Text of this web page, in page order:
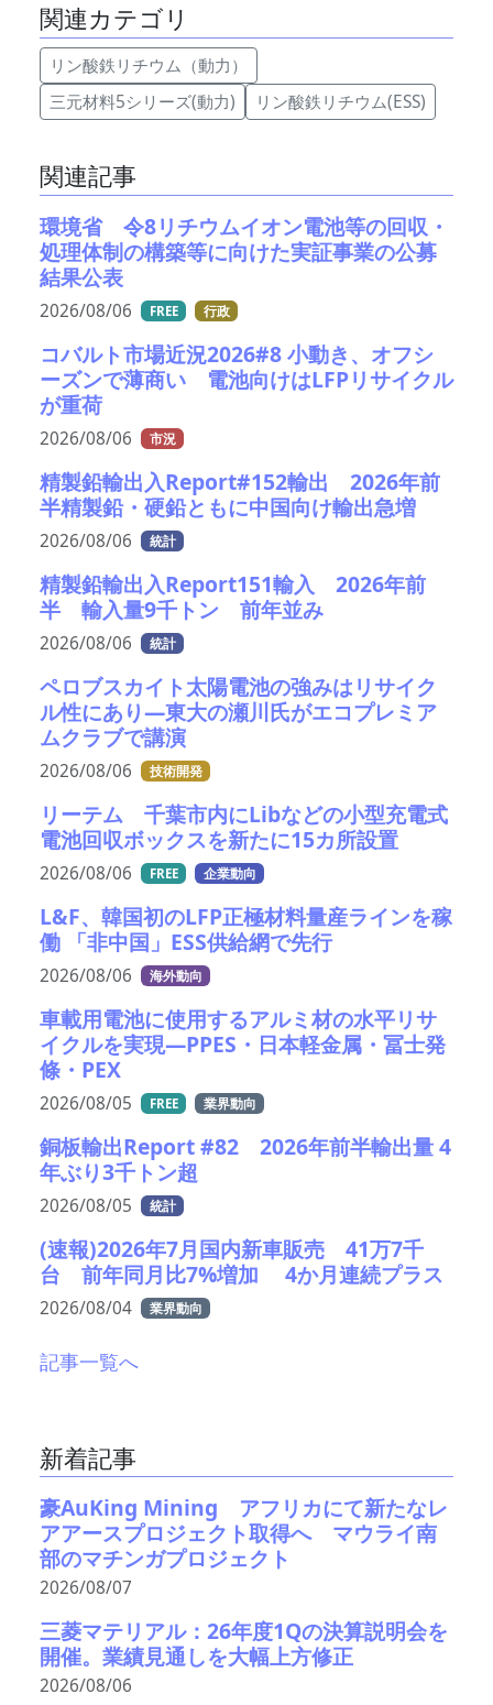
関連カテゴリ
リン酸鉄リチウム（動力）
三元材料5シリーズ(動力)
リン酸鉄リチウム(ESS)
関連記事
環境省 令8リチウムイオン電池等の回収・
処理体制の構築等に向けた実証事業の公募
結果公表
2026/08/06 FREE 行政
コバルト市場近況2026#8 小動き、オフシ
ーズンで薄商い 電池向けはLFPリサイクル
が重荷
2026/08/06 市況
精製鉛輸出入Report#152輸出 2026年前
半精製鉛・硬鉛ともに中国向け輸出急増
2026/08/06 統計
精製鉛輸出入Report151輸入 2026年前
半 輸入量9千トン 前年並み
2026/08/06 統計
ペロブスカイト太陽電池の強みはリサイク
ル性にあり―東大の瀬川氏がエコプレミア
ムクラブで講演
2026/08/06 技術開発
リーテム 千葉市内にLibなどの小型充電式
電池回収ボックスを新たに15カ所設置
2026/08/06 FREE 企業動向
L&F、韓国初のLFP正極材料量産ラインを稼
働 「非中国」ESS供給網で先行
2026/08/06 海外動向
車載用電池に使用するアルミ材の水平リサ
イクルを実現―PPES・日本軽金属・冨士発
條・PEX
2026/08/05 FREE 業界動向
銅板輸出Report #82 2026年前半輸出量 4
年ぶり3千トン超
2026/08/05 統計
(速報)2026年7月国内新車販売 41万7千
台 前年同月比7%増加 4か月連続プラス
2026/08/04 業界動向
記事一覧へ
新着記事
豪AuKing Mining アフリカにて新たなレ
アアースプロジェクト取得へ マウライ南
部のマチンガプロジェクト
2026/08/07
三菱マテリアル：26年度1Qの決算説明会を
開催。業績見通しを大幅上方修正
2026/08/06